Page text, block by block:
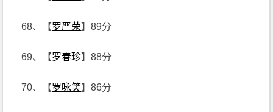
68、【罗严荣】89分
69、【罗春珍】88分
70、【罗咏笑】86分